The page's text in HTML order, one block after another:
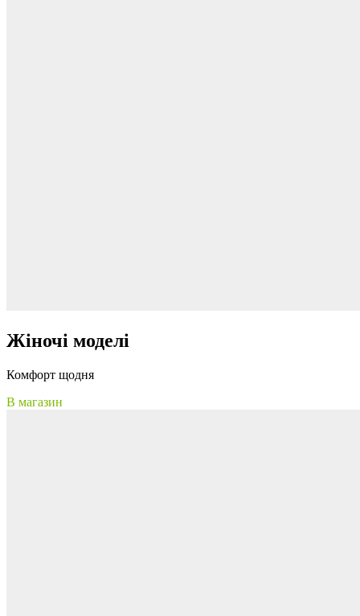
Жіночі моделі
Комфорт щодня
В магазин